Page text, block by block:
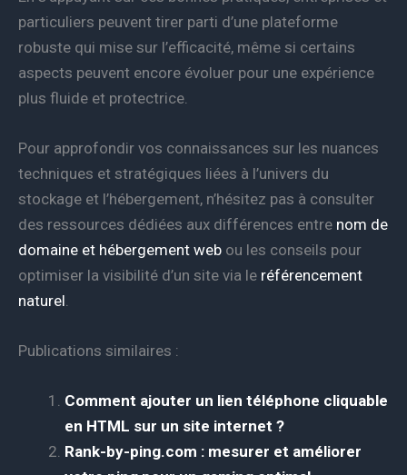
particuliers peuvent tirer parti d’une plateforme
robuste qui mise sur l’efficacité, même si certains
aspects peuvent encore évoluer pour une expérience
plus fluide et protectrice.
Pour approfondir vos connaissances sur les nuances
techniques et stratégiques liées à l’univers du
stockage et l’hébergement, n’hésitez pas à consulter
des ressources dédiées aux différences entre nom de
domaine et hébergement web ou les conseils pour
optimiser la visibilité d’un site via le référencement
naturel
Publications similaires :
Comment ajouter un lien téléphone cliquable
en HTML sur un site internet ?
Rank-by-ping.com : mesurer et améliorer